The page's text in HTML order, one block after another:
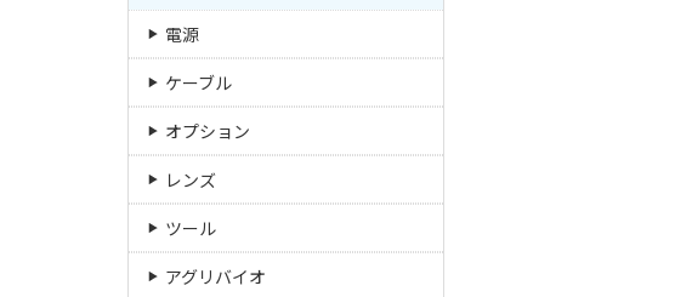
電源
ケーブル
オプション
レンズ
ツール
アグリバイオ